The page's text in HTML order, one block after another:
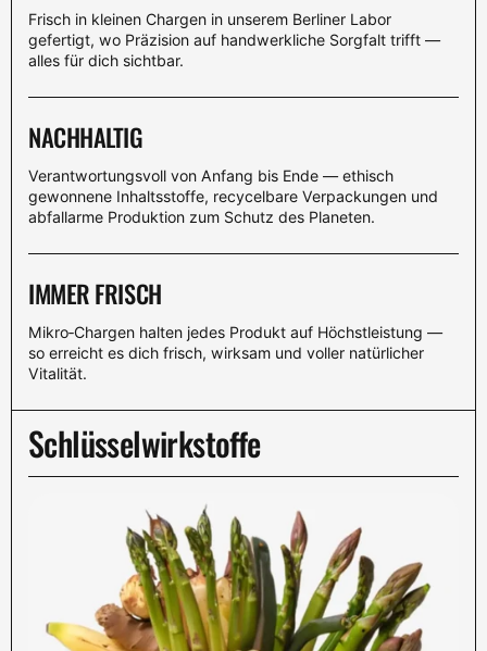
Frisch in kleinen Chargen in unserem Berliner Labor
gefertigt, wo Präzision auf handwerkliche Sorgfalt trifft —
alles für dich sichtbar.
NACHHALTIG
Verantwortungsvoll von Anfang bis Ende — ethisch
gewonnene Inhaltsstoffe, recycelbare Verpackungen und
abfallarme Produktion zum Schutz des Planeten.
IMMER FRISCH
Mikro‑Chargen halten jedes Produkt auf Höchstleistung —
so erreicht es dich frisch, wirksam und voller natürlicher
Vitalität.
Schlüsselwirkstoffe